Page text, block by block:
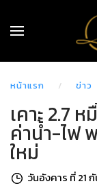
หน้าแรก ข่าว
เคาะ 2.7
ค่าน้ำ-ไฟ
ใหม่
วันอังคาร ที่ 21